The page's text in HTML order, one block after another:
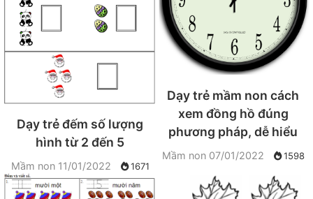
Dạy trẻ đếm số lượng
hình từ 2 đến 5
Mầm non 11/01/2022 1671
Dạy trẻ mầm non cách
xem đồng hồ đúng
phương pháp, dễ hiểu
Mầm non 07/01/2022 1598